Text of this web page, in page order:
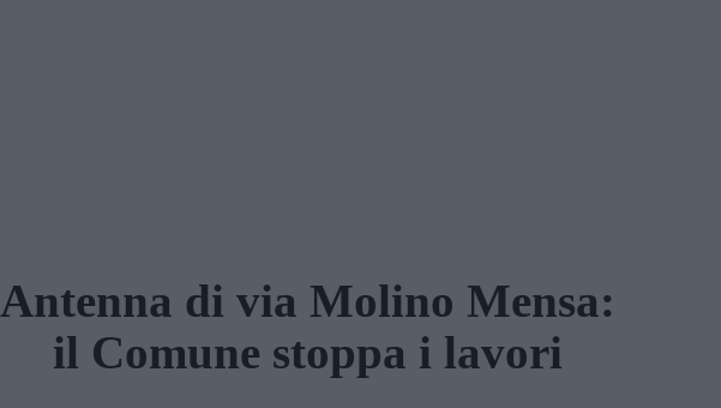
Antenna di via Molino Mensa:
il Comune stoppa i lavori